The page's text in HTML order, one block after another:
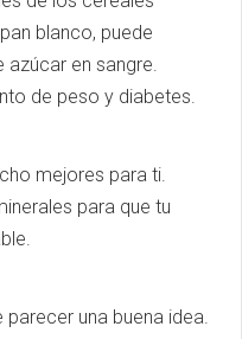
blanco, puede
azúcar en sangre.
de peso y diabetes.
mejores para ti.
para que tu
una buena idea.